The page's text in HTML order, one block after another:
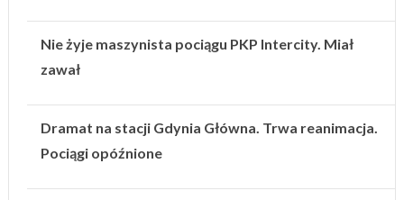
Nie żyje maszynista pociągu PKP Intercity. Miał
zawał
Dramat na stacji Gdynia Główna. Trwa reanimacja.
Pociągi opóźnione